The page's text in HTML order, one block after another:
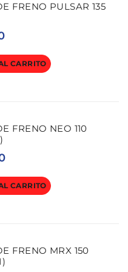
FRENO PULSAR 135
CARRITO
FRENO NEO 110
CARRITO
FRENO MRX 150